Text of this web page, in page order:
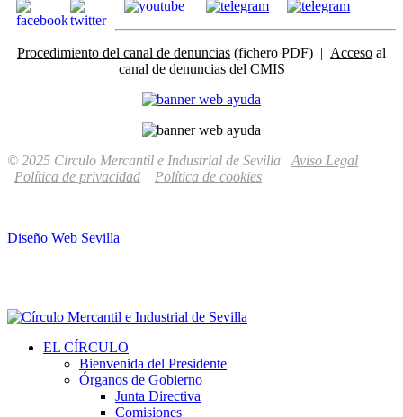
Procedimiento del canal de denuncias (fichero PDF) | Acceso al
canal de denuncias del CMIS
© 2025 Círculo Mercantil e Industrial de Sevilla Aviso Legal
Política de privacidad
Política de cookies
Diseño Web Sevilla
EL CÍRCULO
Bienvenida del Presidente
Órganos de Gobierno
Junta Directiva
Comisiones